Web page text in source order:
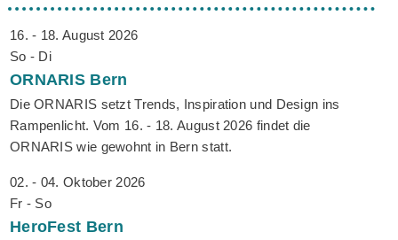
16. - 18. August 2026
So - Di
ORNARIS Bern
Die ORNARIS setzt Trends, Inspiration und Design ins
Rampenlicht. Vom 16. - 18. August 2026 findet die
ORNARIS wie gewohnt in Bern statt.
02. - 04. Oktober 2026
Fr - So
HeroFest Bern